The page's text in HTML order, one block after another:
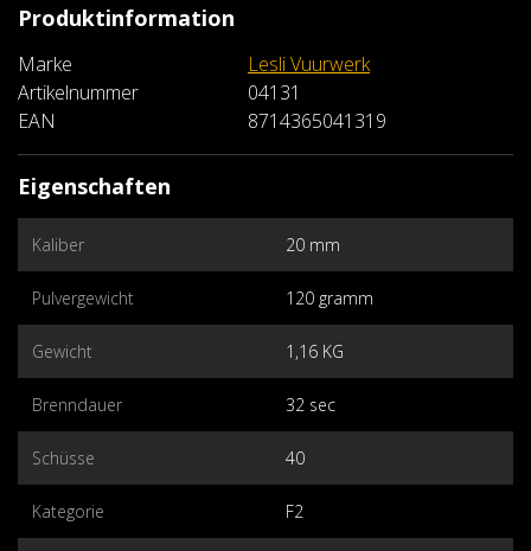
Produktinformation
Marke
Lesli Vuurwerk
Artikelnummer
04131
EAN
8714365041319
Eigenschaften
Kaliber 20 mm
Pulvergewicht 120 gramm
Gewicht 1,16 KG
Brenndauer 32 sec
Schüsse 40
Kategorie F2